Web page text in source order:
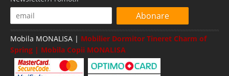
Abonare
Mobila MONALISA | Mobilier Dormitor Tineret Charm of
Spring | Mobila Copii MONALISA